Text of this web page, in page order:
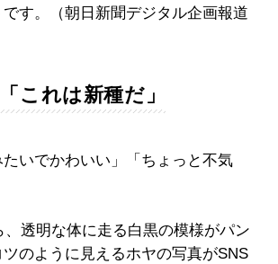
す。（朝日新聞デジタル企画報道
これは新種だ」
たいでかわいい」「ちょっと不気
、透明な体に走る白黒の模様がパン
のように見えるホヤの写真がSNS